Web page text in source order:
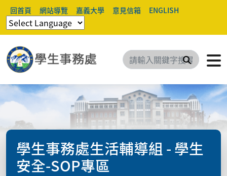
回首頁 網站導覽 嘉義大學 意見信箱 ENGLISH
搜尋
學生事務處生活輔導組 - 學生
安全-SOP專區